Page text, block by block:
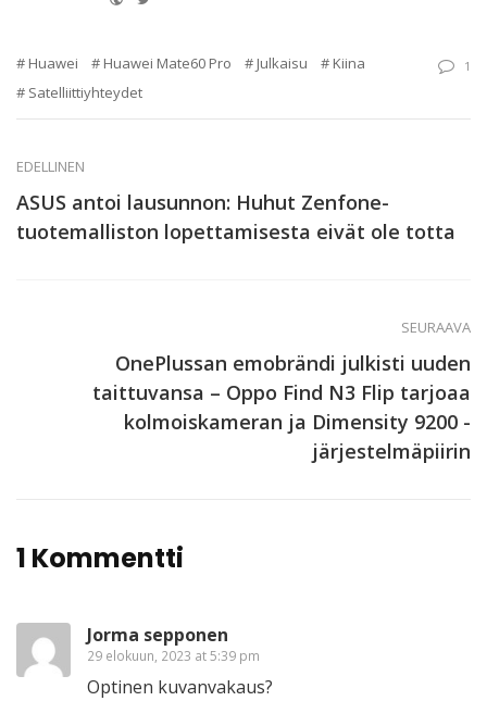
Huawei Huawei Mate60 Pro Julkaisu
Kiina
Satelliittiyhteydet
1
EDELLINEN
ASUS antoi lausunnon: Huhut Zenfone-
tuotemalliston lopettamisesta eivät ole totta
SEURAAVA
OnePlussan emobrändi julkisti uuden
taittuvansa – Oppo Find N3 Flip tarjoaa
kolmoiskameran ja Dimensity 9200 -
järjestelmäpiirin
1 Kommentti
Jorma sepponen
29 elokuun, 2023 at 5:39 pm
Optinen kuvanvakaus?